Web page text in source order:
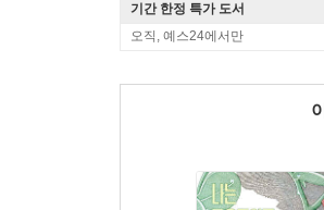
기간 한정 특가 도서
오직, 예스24에서만